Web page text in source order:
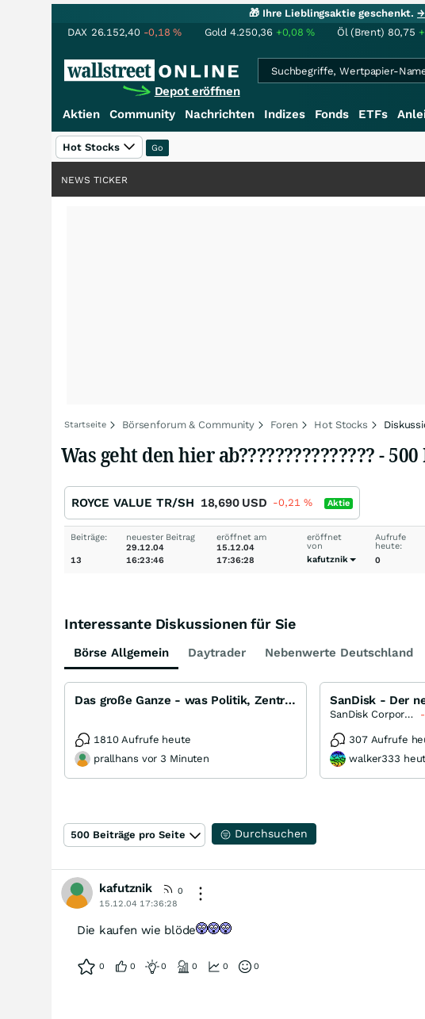
🎁 Ihre Lieblingsaktie geschenkt.
DAX 26.152,40 -0,18% Gold 4.250,36 +0,08% Öl (Brent) 80,75
Depot eröffnen
Aktien Community Nachrichten Indizes Fonds ETFs
Hot Stocks
NEWS TICKER
Startseite Börsenforum & Community Foren Hot Stocks
Was geht den hier ab??????????????? -
ROYCE VALUE TR/SH 18,690 USD -0,21 % Aktie
Beiträge:
13
neuester Beitrag
29.12.04
16:23:46
eröffnet am
15.12.04
17:36:28
eröffnet
von
kafutznik
Aufrufe
heute:
0
Interessante Diskussionen für Sie
Börse Allgemein Daytrader Nebenwerte Deutschland
Das große Ganze - was Politik, Zentralbanken, Trends, Medien und Gesellschaft mit Aktien, Rohstoffen
1810 Aufrufe heute
prallhans vor 3 Minuten
SanDisk Corporation
307 Aufrufe
walker333
500 Beiträge pro Seite Durchsuchen
kafutznik
0
15.12.04 17:36:28
Die kaufen wie blöde
0 0 0 0 0 0